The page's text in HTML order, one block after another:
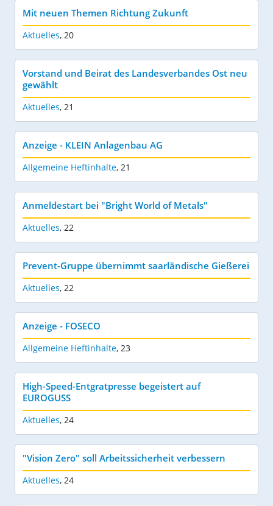
Mit neuen Themen Richtung Zukunft
Aktuelles, 20
Vorstand und Beirat des Landesverbandes Ost neu
gewählt
Aktuelles, 21
Anzeige - KLEIN Anlagenbau AG
Allgemeine Heftinhalte, 21
Anmeldestart bei "Bright World of Metals"
Aktuelles, 22
Prevent-Gruppe übernimmt saarländische Gießerei
Aktuelles, 22
Anzeige - FOSECO
Allgemeine Heftinhalte, 23
High-Speed-Entgratpresse begeistert auf
EUROGUSS
Aktuelles, 24
"Vision Zero" soll Arbeitssicherheit verbessern
Aktuelles, 24